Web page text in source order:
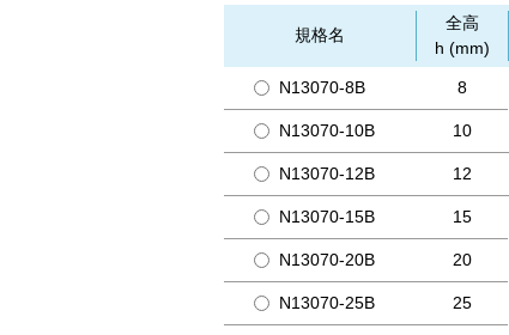
規格名
全高
h (mm)
N13070-8B
8
N13070-10B 10
N13070-12B 12
N13070-15B 15
N13070-20B 20
N13070-25B 25